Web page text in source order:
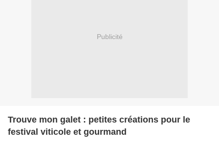
Publicité
Trouve mon galet : petites créations pour le
festival viticole et gourmand